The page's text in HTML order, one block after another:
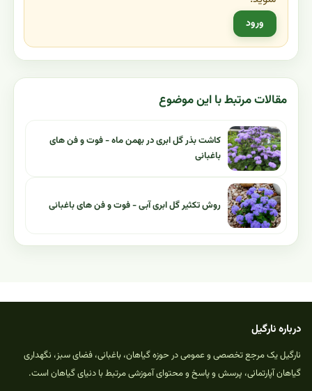
ورود
مقالات مرتبط با این موضوع
کاشت بذر گل ابری در بهمن ماه - فوت و فن های
باغبانی
روش تکثیر گل ابری آبی - فوت و فن های باغبانی
درباره نارگیل
نارگیل یک مرجع تخصصی و عمومی در حوزه گیاهان، باغبانی، فضای سبز، نگهداری
گیاهان آپارتمانی، پرسش و پاسخ و محتوای آموزشی مرتبط با دنیای گیاهان است.